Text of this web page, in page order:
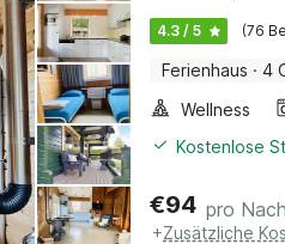
4.3 / 5 (76
Ferienhaus · 4
Wellness
Kostenlose
€94 pro
+Zusätzliche